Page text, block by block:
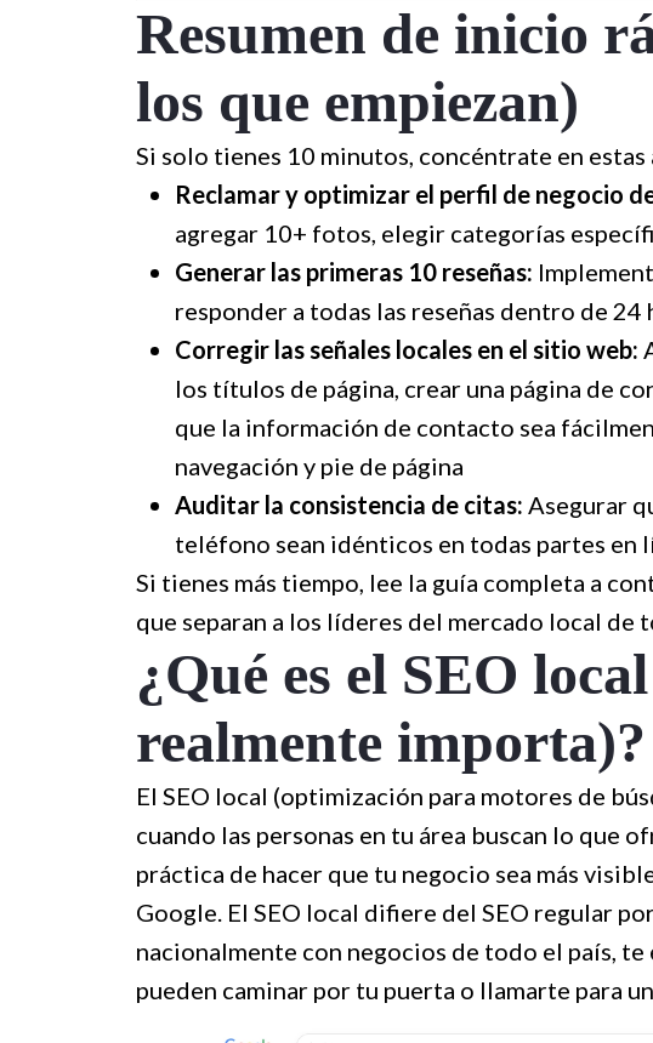
Resumen de inicio
los que empiezan)
Si solo tienes 10 minutos, concéntrate en
Reclamar y optimizar el perfil de negocio
agregar 10+ fotos, elegir categorías
Generar las primeras 10 reseñas:
responder a todas las reseñas dentro de 24
Corregir las señales locales en el sitio web:
los títulos de página, crear una página de
que la información de contacto sea
navegación y pie de página
Auditar la consistencia de citas: Asegurar
teléfono sean idénticos en todas partes en
Si tienes más tiempo, lee la guía completa a
que separan a los líderes del mercado local de
¿Qué es el SEO
realmente importa)?
El SEO local (optimización para motores de
cuando las personas en tu área buscan lo que
práctica de hacer que tu negocio sea más
Google. El SEO local difiere del SEO regular
nacionalmente con negocios de todo el país,
pueden caminar por tu puerta o llamarte para